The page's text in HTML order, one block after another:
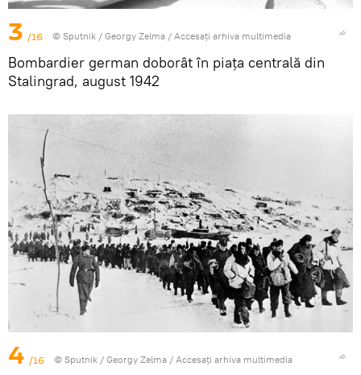
3 /16 © Sputnik / Georgy Zelma / Accesați arhiva multimedia
Bombardier german doborât în ​​piața centrală din
Stalingrad, august 1942
4 /16 © Sputnik / Georgy Zelma / Accesați arhiva multimedia